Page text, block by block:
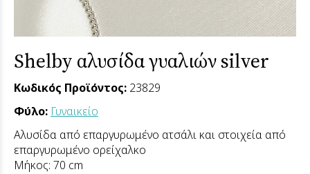
Shelby αλυσίδα γυαλιών silver
Κωδικός Προϊόντος: 23829
Φύλο: Γυναικείο
Αλυσίδα από επαργυρωμένο ατσάλι και στοιχεία από
επαργυρωμένο ορείχαλκο
Μήκος: 70 cm